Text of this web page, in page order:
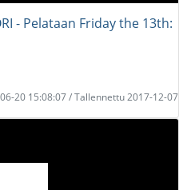
- Pelataan Friday the 13th:
20 15:08:07 / Tallennettu 2017-12-07